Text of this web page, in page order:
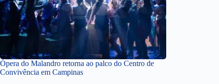
Ópera do Malandro retorna ao palco do Centro de
Convivência em Campinas